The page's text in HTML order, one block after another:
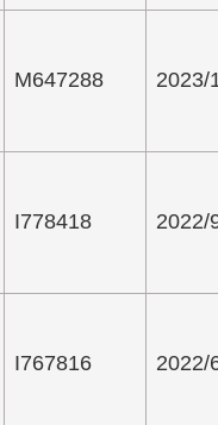
M647288 2023/
I778418 2022/
I767816 2022/